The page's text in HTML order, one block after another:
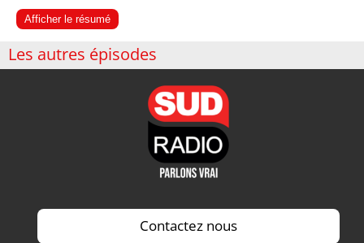
Afficher le résumé
Les autres épisodes
Contactez nous